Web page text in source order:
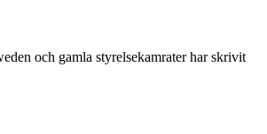
och gamla styrelsekamrater har skrivit